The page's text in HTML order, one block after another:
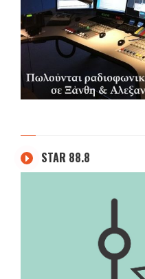
STAR 88.8